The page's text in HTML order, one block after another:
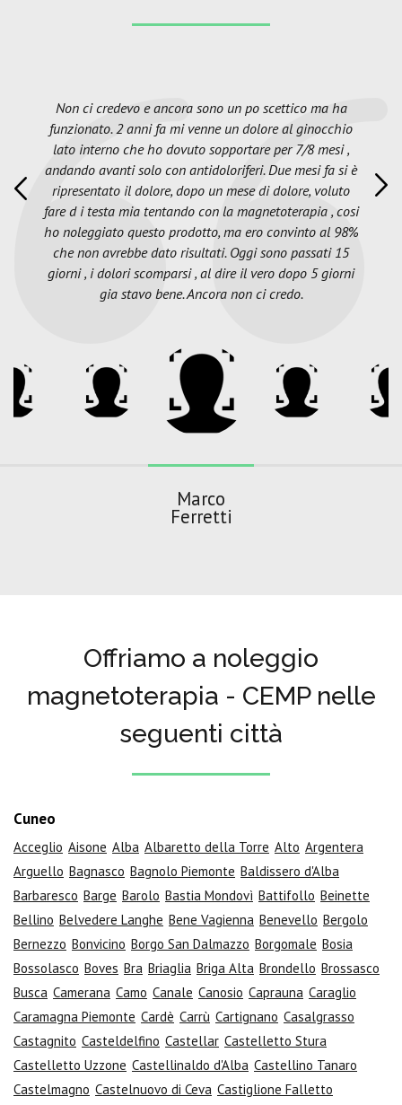
Non ci credevo e ancora sono un po scettico ma ha
funzionato. 2 anni fa mi venne un dolore al ginocchio
lato interno che ho dovuto sopportare per 7/8 mesi ,
andando avanti solo con antidoloriferi. Due mesi fa si è
ripresentato il dolore, dopo un mese di dolore, voluto
fare d i testa mia tentando con la magnetoterapia , cosi
ho noleggiato questo prodotto, ma ero convinto al 98%
che non avrebbe dato risultati. Oggi sono passati 15
giorni , i dolori scomparsi , al dire il vero dopo 5 giorni
gia stavo bene. Ancora non ci credo.
Marco
Ferretti
Offriamo a noleggio
magnetoterapia - CEMP nelle
seguenti città
Cuneo
Acceglio Aisone Alba Albaretto della Torre Alto Argentera
Arguello Bagnasco Bagnolo Piemonte Baldissero d'Alba
Barbaresco Barge Barolo Bastia Mondovì Battifollo Beinette
Bellino Belvedere Langhe Bene Vagienna Benevello Bergolo
Bernezzo Bonvicino Borgo San Dalmazzo Borgomale Bosia
Bossolasco Boves Bra Briaglia Briga Alta Brondello Brossasco
Busca Camerana Camo Canale Canosio Caprauna Caraglio
Caramagna Piemonte Cardè Carrù Cartignano Casalgrasso
Castagnito Casteldelfino Castellar Castelletto Stura
Castelletto Uzzone Castellinaldo d'Alba Castellino Tanaro
Castelmagno Castelnuovo di Ceva Castiglione Falletto